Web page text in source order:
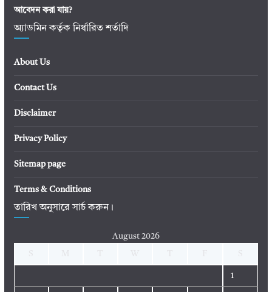
আবেদন করা যায়?
অ্যাডমিন কর্তৃক নির্ধারিত শর্তাদি
About Us
Contact Us
Disclaimer
Privacy Policy
Sitemap page
Terms & Conditions
তারিখ অনুসারে সার্চ করুন।
August 2026
1